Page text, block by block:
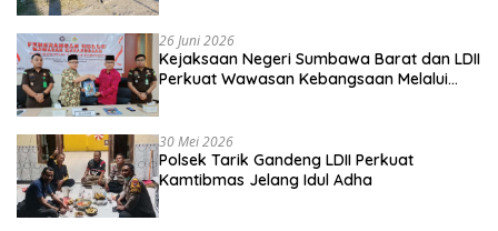
26 Juni 2026
Kejaksaan Negeri Sumbawa Barat dan LDII
Perkuat Wawasan Kebangsaan Melalui
30 Mei 2026
Polsek Tarik Gandeng LDII Perkuat
Kamtibmas Jelang Idul Adha